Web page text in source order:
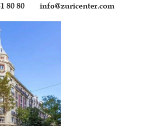
80 80
info@zuricenter.com